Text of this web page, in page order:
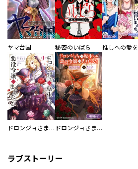
ヤマ台国 秘密のいばら
ドロンジョさまは転生しても悪役令嬢のままだった ドロンジョさまは転生しても悪役令嬢のままだった【分冊版】
ラブストーリー